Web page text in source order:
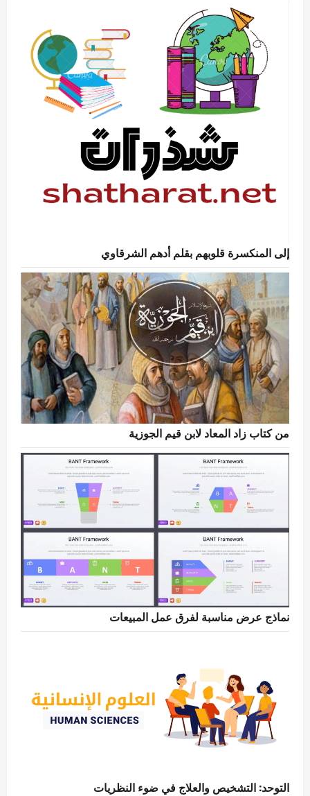
إلى المنكسرة قلوبهم بقلم أدهم الشرقاوي
من كتاب زاد المعاد لابن قيم الجوزية
نماذج عرض مناسبة لفرق عمل المبيعات
التوحد: التشخيص والعلاج في ضوء النظريات